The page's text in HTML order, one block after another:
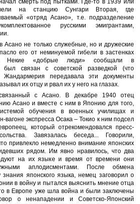
смерть под пытками. Где-то в 1939 или
на станцию Сунгари Вторая, где
«отряд Асано», т.е. подразделение
русскими эмигрантами,
Асано не только служебные, но и дружеские
его от неминуемой гибели в застенках
Некие «добрые люди» сообщали в
связан с советской разведкой (что
Жандармерия передавала эти документы
их отцу и рвал их у него на глазах.
с Асано. В декабре 1940 отец
Асано и вместе с ним в Японию для того,
обучения в военных училищах и
вагоне экспресса Осака – Токио к ним подсел
который отрекомендовался пресс-
Завязалась беседа... Говорили,
привлекло немедленно внимание японских
рядом. Им явно нравилось, что два
на их языке и время от времени они
аплодисментами. После обмена
японского языка, немец заговорил о
в войну и пытался выяснить мнение отца
в Европе уже шла война и были заключены
о ненападении и Советско-Японский